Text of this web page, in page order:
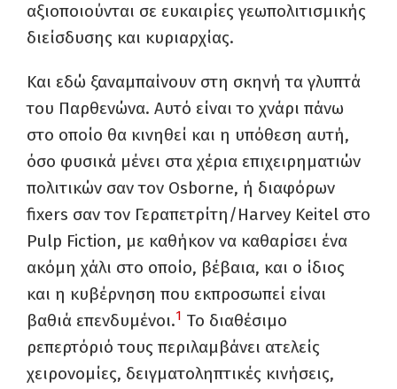
αξιοποιούνται σε ευκαιρίες γεωπολιτισμικής
διείσδυσης και κυριαρχίας.
Και εδώ ξαναμπαίνουν στη σκηνή τα γλυπτά
του Παρθενώνα. Αυτό είναι το χνάρι πάνω
στο οποίο θα κινηθεί και η υπόθεση αυτή,
όσο φυσικά μένει στα χέρια επιχειρηματιών
πολιτικών σαν τον Osborne, ή διαφόρων
fixers σαν τον Γεραπετρίτη/Harvey Keitel στο
Pulp Fiction, με καθήκον να καθαρίσει ένα
ακόμη χάλι στο οποίο, βέβαια, και ο ίδιος
και η κυβέρνηση που εκπροσωπεί είναι
βαθιά επενδυμένοι.1 Το διαθέσιμο
ρεπερτόριό τους περιλαμβάνει ατελείς
χειρονομίες, δειγματοληπτικές κινήσεις,